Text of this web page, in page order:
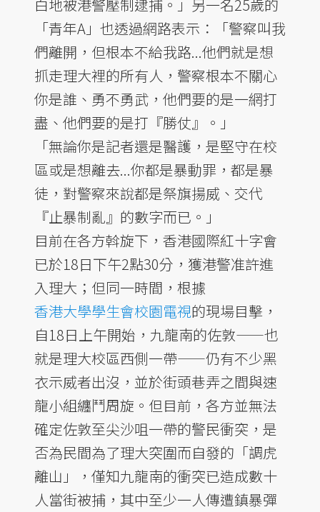
白地被港警壓制逮捕。」另一名25歲的
「青年A」也透過網路表示：「警察叫我
們離開，但根本不給我路...他們就是想
抓走理大裡的所有人，警察根本不關心
你是誰、勇不勇武，他們要的是一網打
盡、他們要的是打『勝仗』。」
「無論你是記者還是醫護，是堅守在校
區或是想離去...你都是暴動罪，都是暴
徒，對警察來說都是祭旗揚威、交代
『止暴制亂』的數字而已。」
目前在各方斡旋下，香港國際紅十字會
已於18日下午2點30分，獲港警准許進
入理大；但同一時間，根據
香港大學學生會校園電視的現場目擊，
自18日上午開始，九龍南的佐敦——也
就是理大校區西側一帶——仍有不少黑
衣示威者出沒，並於街頭巷弄之間與速
龍小組纏鬥周旋。但目前，各方並無法
確定佐敦至尖沙咀一帶的警民衝突，是
否為民間為了理大突圍而自發的「調虎
離山」，僅知九龍南的衝突已造成數十
人當街被捕，其中至少一人傳遭鎮暴彈